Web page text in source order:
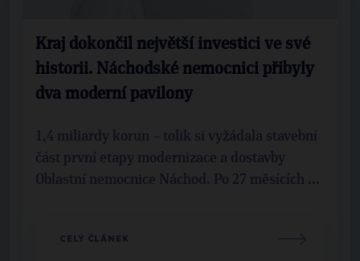
Kraj dokončil největší investici ve své
historii. Náchodské nemocnici přibyly
dva moderní pavilony
1,4 miliardy korun – tolik si vyžádala stavební
část první etapy modernizace a dostavby
Oblastní nemocnice Náchod. Po 27 měsících ...
CELÝ ČLÁNEK